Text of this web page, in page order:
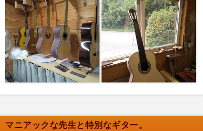
マニアックな先生と特別なギター。